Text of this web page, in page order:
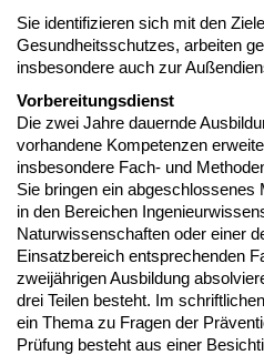
Sie identifizieren sich mit den
Gesundheitsschutzes, arbeiten
insbesondere auch zur
Vorbereitungsdienst
Die zwei Jahre dauernde
vorhandene Kompetenzen
insbesondere Fach- und
Sie bringen ein
in den Bereichen
Naturwissenschaften oder einer
Einsatzbereich entsprechenden
zweijährigen Ausbildung
drei Teilen besteht. Im
ein Thema zu Fragen der
Prüfung besteht aus einer